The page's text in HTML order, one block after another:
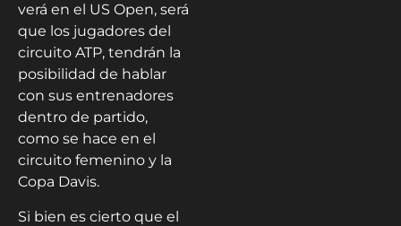
verá en el US Open, será
que los jugadores del
circuito ATP, tendrán la
posibilidad de hablar
con sus entrenadores
dentro de partido,
como se hace en el
circuito femenino y la
Copa Davis.
Si bien es cierto que el